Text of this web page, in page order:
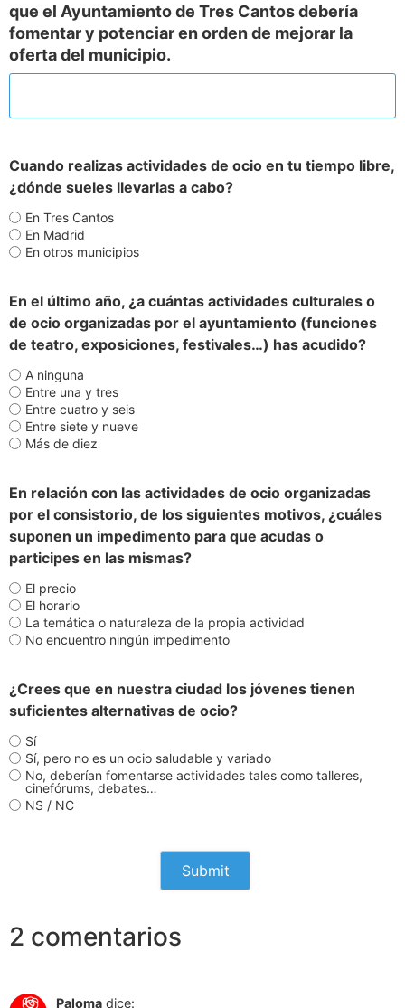
que el Ayuntamiento de Tres Cantos debería
fomentar y potenciar en orden de mejorar la
oferta del municipio.
Cuando realizas actividades de ocio en tu tiempo libre,
¿dónde sueles llevarlas a cabo?
En Tres Cantos
En Madrid
En otros municipios
En el último año, ¿a cuántas actividades culturales o
de ocio organizadas por el ayuntamiento (funciones
de teatro, exposiciones, festivales…) has acudido?
A ninguna
Entre una y tres
Entre cuatro y seis
Entre siete y nueve
Más de diez
En relación con las actividades de ocio organizadas
por el consistorio, de los siguientes motivos, ¿cuáles
suponen un impedimento para que acudas o
participes en las mismas?
El precio
El horario
La temática o naturaleza de la propia actividad
No encuentro ningún impedimento
¿Crees que en nuestra ciudad los jóvenes tienen
suficientes alternativas de ocio?
Sí
Sí, pero no es un ocio saludable y variado
No, deberían fomentarse actividades tales como talleres,
cinefórums, debates…
NS / NC
2 comentarios
Paloma dice: